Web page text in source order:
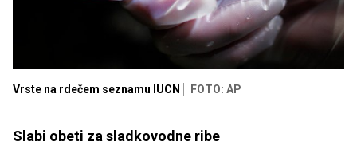
Vrste na rdečem seznamu IUCN FOTO: AP
Slabi obeti za sladkovodne ribe